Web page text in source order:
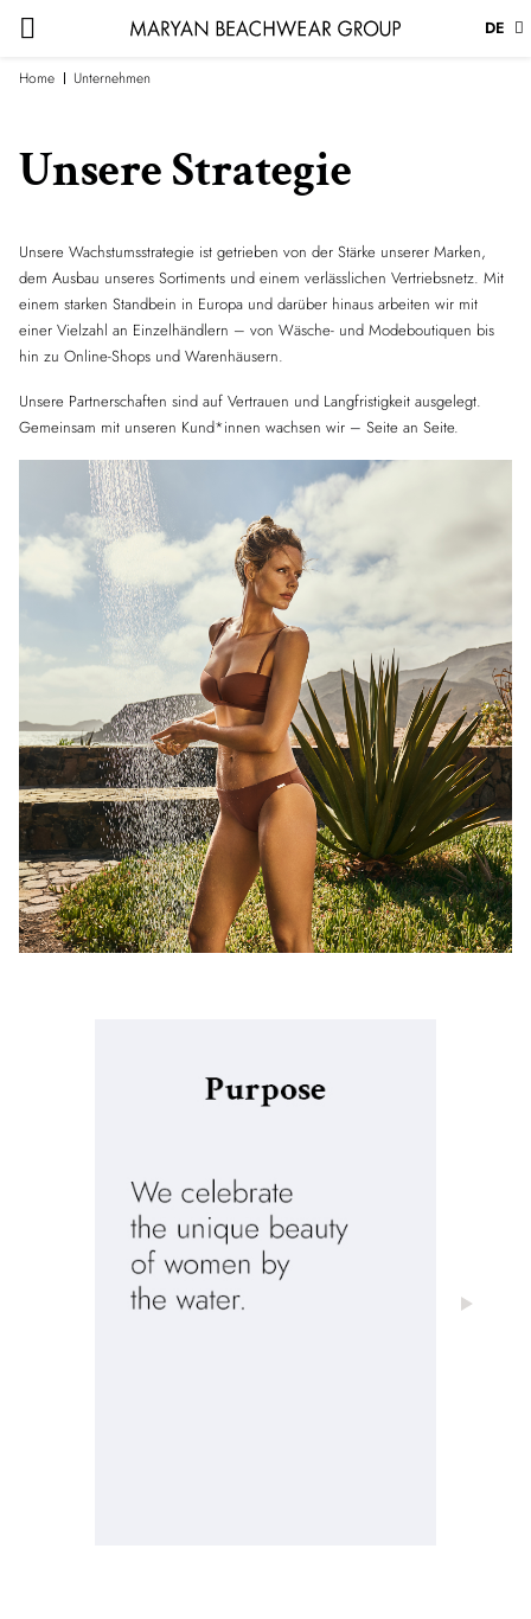
DE
Home Unternehmen
Unsere Strategie
Unsere Wachstumsstrategie ist getrieben von der Stärke unserer Marken,
dem Ausbau unseres Sortiments und einem verlässlichen Vertriebsnetz. Mit
einem starken Standbein in Europa und darüber hinaus arbeiten wir mit
einer Vielzahl an Einzelhändlern – von Wäsche- und Modeboutiquen bis
hin zu Online-Shops und Warenhäusern.
Unsere Partnerschaften sind auf Vertrauen und Langfristigkeit ausgelegt.
Gemeinsam mit unseren Kund*innen wachsen wir – Seite an Seite.